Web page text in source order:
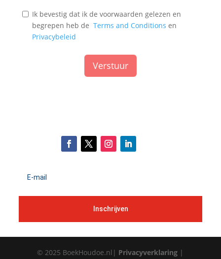
Ik bevestig dat ik de voorwaarden gelezen en
begrepen heb de Terms and Conditions en
Privacybeleid
Verstuur
Inschrijven
© 2025 BoekHoudoe.nl| Privacyverklaring |